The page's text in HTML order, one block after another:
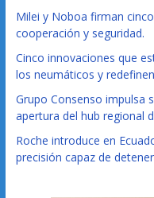
Milei y Noboa firman
cooperación y seguridad.
Cinco innovaciones que
los neumáticos y
Grupo Consenso impulsa
apertura del hub regional
Roche introduce en
precisión capaz de